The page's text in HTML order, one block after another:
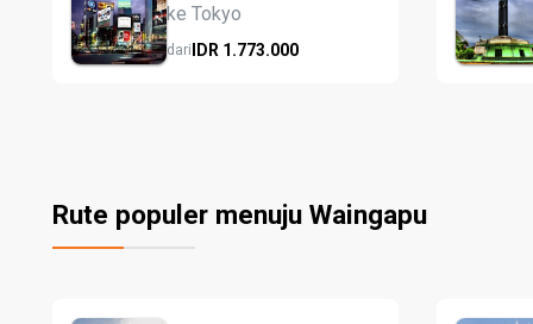
ke Tokyo
dariIDR 1.773.000
Rute populer menuju Waingapu